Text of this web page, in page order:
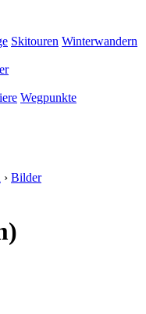
Skitouren Winterwandern
Wegpunkte
› Bilder